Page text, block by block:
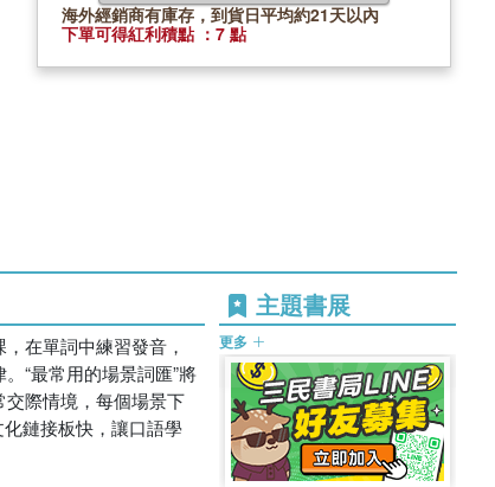
海外經銷商有庫存，到貨日平均約21天以內
下單可得紅利積點 ：7 點
在單詞中練習發音，
“最常用的場景詞匯”將
交際情境，每個場景下
鏈接板快，讓口語學
主題書展
更多